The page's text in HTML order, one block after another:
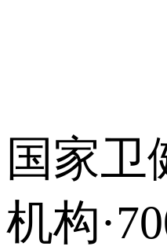
国家卫
机构